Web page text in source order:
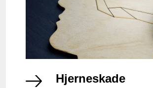
Hjerneskade